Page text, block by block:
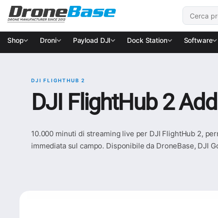
Salta alla navigazione
Salta al contenuto
Cerca:
Shop Droni Payload DJI Dock Station Software
DJI FLIGHTHUB 2
DJI FlightHub 2
10.000 minuti di streaming live per DJI FlightHub 2,
immediata sul campo. Disponibile da DroneBase, DJI